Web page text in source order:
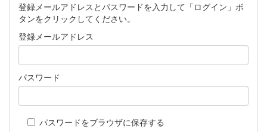
登録メールアドレスとパスワードを入力して「ログイン」ボ
タンをクリックしてください。
登録メールアドレス
パスワード
パスワードをブラウザに保存する